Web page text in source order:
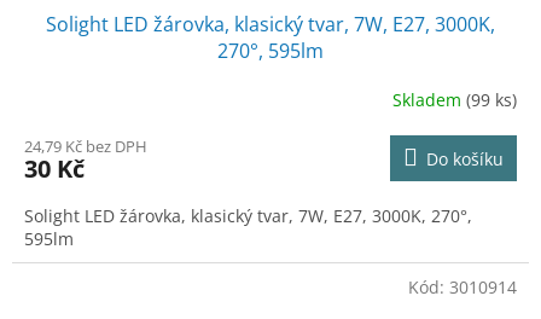
Solight LED žárovka, klasický tvar, 7W, E27, 3000K,
270°, 595lm
Skladem (99 ks)
24,79 Kč bez DPH
30 Kč Do košíku
Solight LED žárovka, klasický tvar, 7W, E27, 3000K, 270°,
595lm
Kód: 3010914